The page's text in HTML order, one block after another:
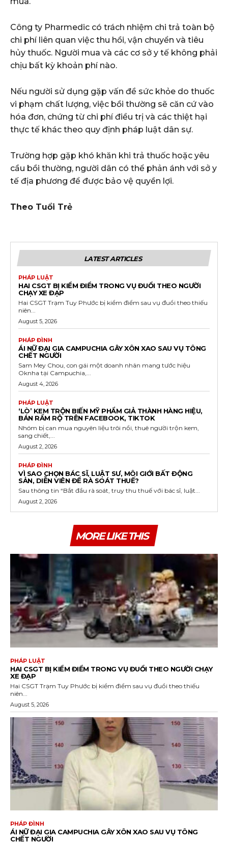
Công ty Pharmedic có trách nhiệm chi trả toàn bộ
chi phí liên quan việc thu hồi, vận chuyển và tiêu
hủy thuốc. Người mua và các cơ sở y tế không phải
chịu bất kỳ khoản phí nào.
Nếu người sử dụng gặp vấn đề sức khỏe do thuốc
vi phạm chất lượng, việc bồi thường sẽ căn cứ vào
hóa đơn, chứng từ chi phí điều trị và các thiệt hại
thực tế khác theo quy định pháp luật dân sự.
Trường hợp gặp khó khăn khi trả thuốc hoặc yêu
cầu bồi thường, người dân có thể phản ánh với sở y
tế địa phương để được bảo vệ quyền lợi.
Theo Tuổi Trẻ
LATEST ARTICLES
PHÁP LUẬT
HAI CSGT BỊ KIỂM ĐIỂM TRONG VỤ ĐUỔI THEO NGƯỜI
CHẠY XE ĐẠP
Hai CSGT Trạm Tuy Phước bị kiểm điểm sau vụ đuổi theo thiếu
niên...
August 5, 2026
PHÁP ĐÌNH
ÁI NỮ ĐẠI GIA CAMPUCHIA GÂY XÔN XAO SAU VỤ TÔNG
CHẾT NGƯỜI
Sam Mey Chou, con gái một doanh nhân mang tước hiệu
Oknha tại Campuchia,...
August 4, 2026
PHÁP LUẬT
‘LÒ’ KEM TRỘN BIẾN MỸ PHẨM GIẢ THÀNH HÀNG HIỆU,
BÁN RẦM RỘ TRÊN FACEBOOK, TIKTOK
Nhóm bị can mua nguyên liệu trôi nổi, thuê người trộn kem,
sang chiết,...
August 2, 2026
PHÁP ĐÌNH
VÌ SAO CHỌN BÁC SĨ, LUẬT SƯ, MÔI GIỚI BẤT ĐỘNG
SẢN, DIỄN VIÊN ĐỂ RÀ SOÁT THUẾ?
Sau thông tin “Bắt đầu rà soát, truy thu thuế với bác sĩ, luật...
August 2, 2026
MORE LIKE THIS
PHÁP LUẬT
HAI CSGT BỊ KIỂM ĐIỂM TRONG VỤ ĐUỔI THEO NGƯỜI CHẠY
XE ĐẠP
Hai CSGT Trạm Tuy Phước bị kiểm điểm sau vụ đuổi theo thiếu
niên...
August 5, 2026
PHÁP ĐÌNH
ÁI NỮ ĐẠI GIA CAMPUCHIA GÂY XÔN XAO SAU VỤ TÔNG
CHẾT NGƯỜI